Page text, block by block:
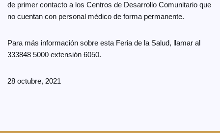
de primer contacto a los Centros de Desarrollo Comunitario que
no cuentan con personal médico de forma permanente.
Para más información sobre esta Feria de la Salud, llamar al
333848 5000 extensión 6050.
28 octubre, 2021